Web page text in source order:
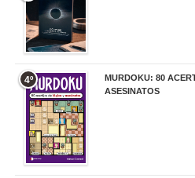
4º
MURDOKU: 80
ASESINATOS